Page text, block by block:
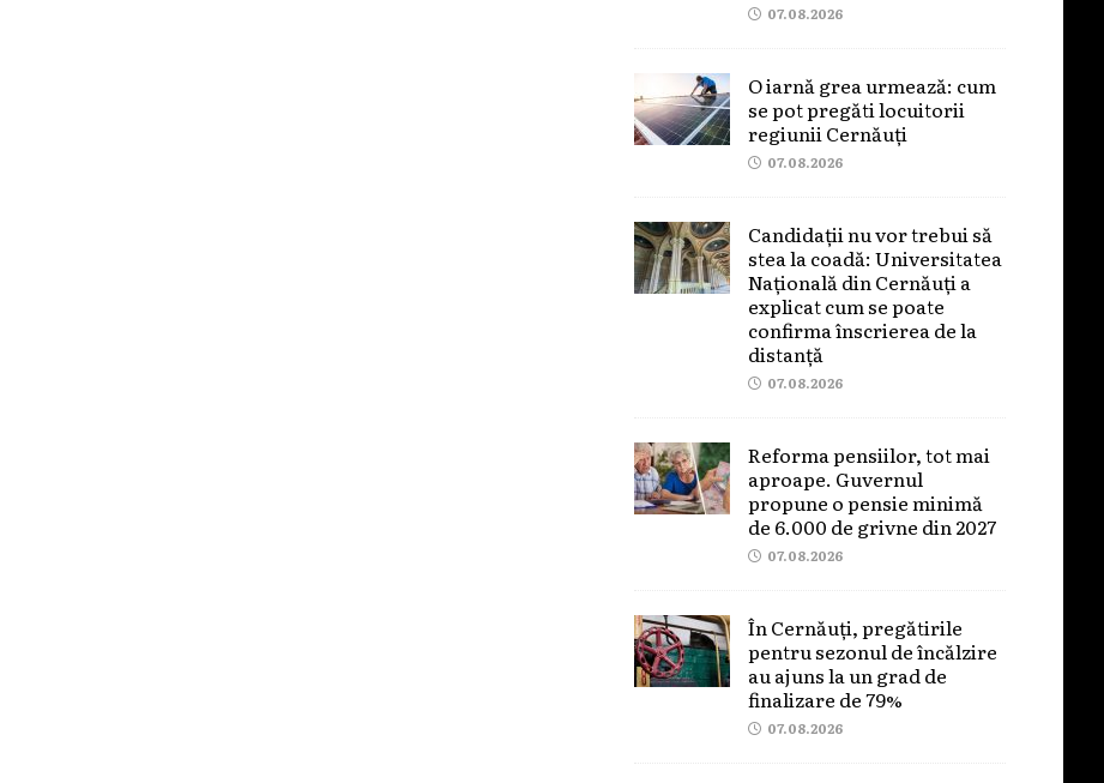
07.08.2026
O iarnă grea urmează: cum
se pot pregăti locuitorii
regiunii Cernăuți
07.08.2026
Candidații nu vor trebui să
stea la coadă: Universitatea
Națională din Cernăuți a
explicat cum se poate
confirma înscrierea de la
distanță
07.08.2026
Reforma pensiilor, tot mai
aproape. Guvernul
propune o pensie minimă
de 6.000 de grivne din 2027
07.08.2026
În Cernăuți, pregătirile
pentru sezonul de încălzire
au ajuns la un grad de
finalizare de 79%
07.08.2026